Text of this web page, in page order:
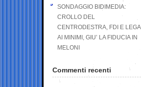
SONDAGGIO BIDIMEDIA:
CROLLO DEL
CENTRODESTRA, FDI E LEGA
AI MINIMI, GIU’ LA FIDUCIA IN
MELONI
Commenti recenti